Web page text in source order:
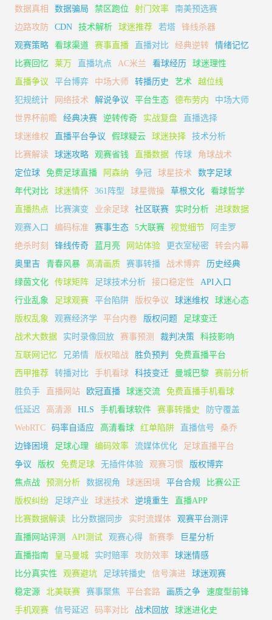
数据真相
数据骗局 禁区跑位 射门效率
南美预选赛
边路攻防
CDN 技术解析 球迷推荐 若塔
锋线杀器
观赛策略
看球渠道 赛事直播 直播对比 经典逆转
情绪记忆
比赛回忆
莱万 直播坑点 AC米兰 看球经历
球迷理性
直播争议
平台博弈 中场大师 转播历史 艺术
越位线
犯规统计
网络技术 解说争议 平台生态 德布劳内
中场大师
世界杯前瞻
经典决赛 逆转传奇 实战复盘
直播选择
球迷维权
直播平台争议 假球疑云 球迷抉择
技术分析
比赛解读
球迷攻略 观赛省钱 直播数据 传球
角球战术
定位球
免费足球直播 阿森纳 争冠 球星技术
数字足球
年代对比
球迷情怀 361阵型 球星微操 草根文化
看球哲学
直播热点
比赛演变 业余足球 社区联赛 实时分析
进球数据
观赛入口
编码标准 赛事生态 5大联赛 视觉细节
阿圭罗
绝杀时刻
锋线传奇 蓝月亮 网站体验 更衣室秘密
转会内幕
奥里吉
青春风暴 高清画质 赛事转播 战术博弈
历史经典
绿茵文化
传球矩阵 足球技术分析 接口稳定性
API入口
行业乱象
足球观赛 平台陷阱 版权争议 球迷维权
球迷心态
版权乱象
观赛经济学 平台内卷 版权问题
足球变迁
战术大数据
实时录像回放 赛事预测 裁判决策
科技影响
互联网记忆
兄弟情 版权暗战 胜负预判
免费直播平台
西甲推荐
转播对比 手机看球 科技变迁 曼城巴黎
赛前分析
胜负手
直播网站 欧冠直播 球迷交流
免费直播手机看球
低延迟
高清源 HLS 手机看球软件 赛事转播史
防守覆盖
WebRTC
码率自适应 高清看球 红单陷阱 直播信号
桑乔
边锋困境
足球心理 编码效率 流媒体优化
足球直播平台
争议
版权 免费足球 无插件体验 观赛习惯
版权博弈
焦点战
预测分析 数据视角 球迷困境 平台合规
比赛公正
版权纠纷
足球产业 球迷技术 逆境重生
直播APP
比赛数据解读
比分数据同步 实时流媒体
观赛平台测评
直播网站评测
API测试 观赛心得 新赛季
巨星分析
直播指南
皇马曼城 实时赔率 攻防效率
球迷情感
比分真实性
观赛避坑 足球转播史 信号演进
球迷观赛
稳定源
北美联赛 赛事聚焦 平台套路 画质之争
速度型前锋
手机观赛
信号延迟 码率对比 战术回放 球迷进化史